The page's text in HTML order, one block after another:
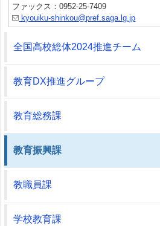
ファックス：0952-25-7409
kyouiku-shinkou@pref.saga.lg.jp
全国高校総体2024推進チーム
教育DX推進グループ
教育総務課
教育振興課
教職員課
学校教育課